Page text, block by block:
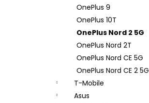
OnePlus 9
OnePlus 10T
OnePlus Nord 2 5G
OnePlus Nord 2T
OnePlus Nord CE 5G
OnePlus Nord CE 2 5G
T-Mobile
Asus